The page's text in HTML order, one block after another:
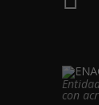
con